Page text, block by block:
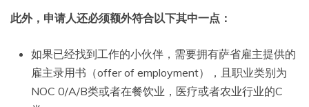
此外，申请人还必须额外符合以下其中一点：
如果已经找到工作的小伙伴，需要拥有萨省雇主提供的
雇主录用书（offer of employment），且职业类别为
NOC 0/A/B类或者在餐饮业，医疗或者农业行业的C